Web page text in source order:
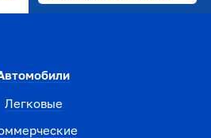
Легковые